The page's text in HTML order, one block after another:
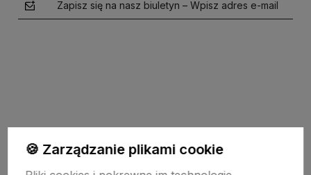
Zapisz się na nasz biuletyn – Wpisz adres e-mail
Pomoc
🍪 Zarządzanie plikami cookie